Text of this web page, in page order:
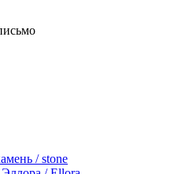
/ stone